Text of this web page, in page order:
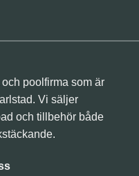
poolfirma som är
Vi säljer
och tillbehör både